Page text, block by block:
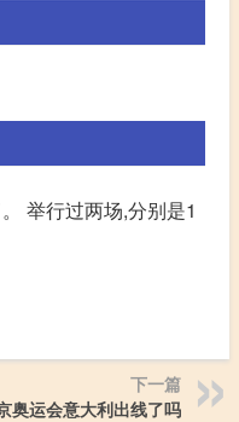
举行过两场,分别是1
下一篇
奥运会意大利出线了吗